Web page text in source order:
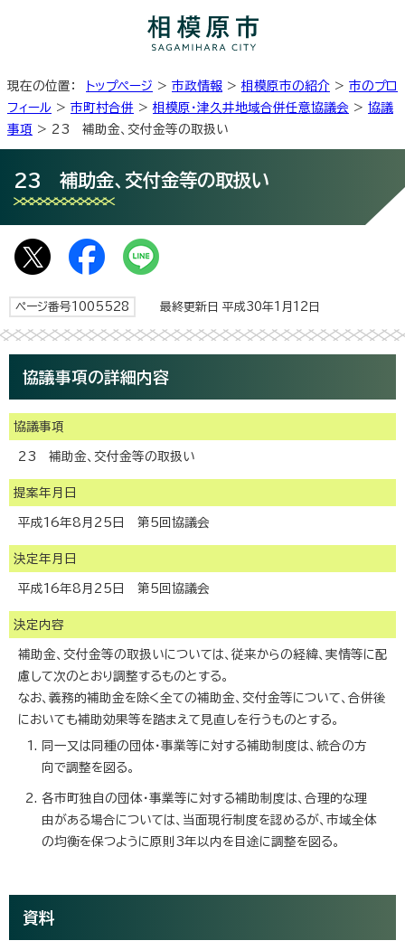
現在の位置： トップページ > 市政情報 > 相模原市の紹介 > 市のプロ
フィール > 市町村合併 > 相模原・津久井地域合併任意協議会 > 協議
事項 > 23 補助金、交付金等の取扱い
23 補助金、交付金等の取扱い
ページ番号1005528 最終更新日 平成30年1月12日
協議事項の詳細内容
協議事項
23 補助金、交付金等の取扱い
提案年月日
平成16年8月25日 第5回協議会
決定年月日
平成16年8月25日 第5回協議会
決定内容
補助金、交付金等の取扱いについては、従来からの経緯、実情等に配
慮して次のとおり調整するものとする。
なお、義務的補助金を除く全ての補助金、交付金等について、合併後
においても補助効果等を踏まえて見直しを行うものとする。
同一又は同種の団体・事業等に対する補助制度は、統合の方
向で調整を図る。
各市町独自の団体・事業等に対する補助制度は、合理的な理
由がある場合については、当面現行制度を認めるが、市域全体
の均衡を保つように原則3年以内を目途に調整を図る。
資料